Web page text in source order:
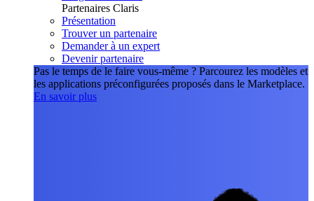
Partenaires Claris
Présentation
Trouver un partenaire
Demander à un expert
Devenir partenaire
Pas le temps de le faire vous-même ? Parcourez les modèles et
les applications préconfigurées proposés dans le Marketplace.
En savoir plus